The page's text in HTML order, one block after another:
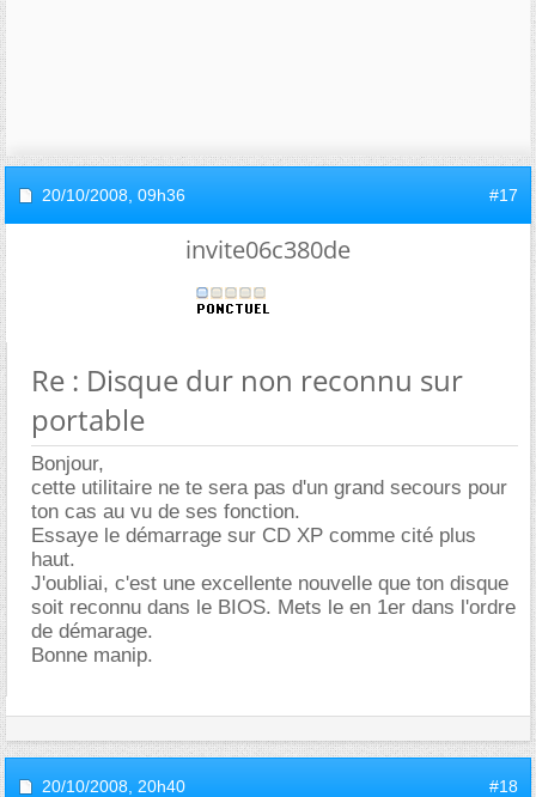
20/10/2008, 09h36 #17
invite06c380de
Re : Disque dur non reconnu sur
portable
Bonjour,
cette utilitaire ne te sera pas d'un grand secours pour
ton cas au vu de ses fonction.
Essaye le démarrage sur CD XP comme cité plus
haut.
J'oubliai, c'est une excellente nouvelle que ton disque
soit reconnu dans le BIOS. Mets le en 1er dans l'ordre
de démarage.
Bonne manip.
20/10/2008, 20h40 #18